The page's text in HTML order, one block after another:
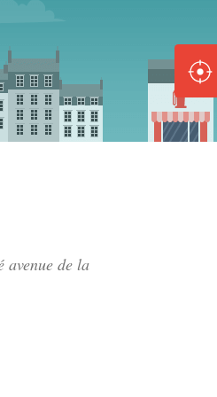
avenue de la
Épuisé